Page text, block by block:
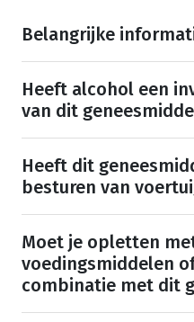
Belangrijke
Heeft alcohol een
van dit
Heeft dit
besturen van
Moet je opletten
voedingsmiddelen
combinatie met dit